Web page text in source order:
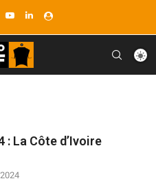
: La Côte d’Ivoire